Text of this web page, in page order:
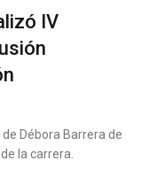
IV
Débora Barrera de
la carrera.